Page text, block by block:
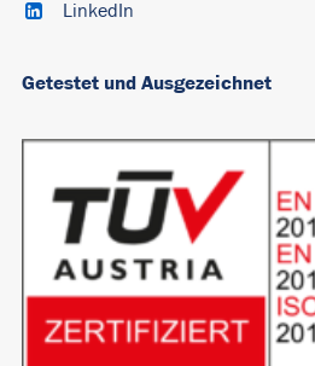
LinkedIn
Getestet und Ausgezeichnet